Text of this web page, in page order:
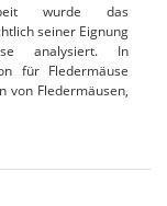
wurde das
seiner Eignung
analysiert. In
für Fledermäuse
von Fledermäusen,